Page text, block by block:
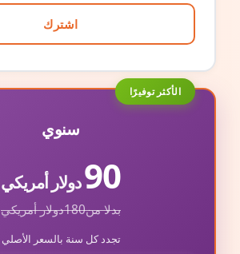
اشترك
الأكثر توفيرًا
سنوي
90دولار أمريكي
بدلا من180دولار أمريكي
تجدد كل سنة بالسعر الأصلي